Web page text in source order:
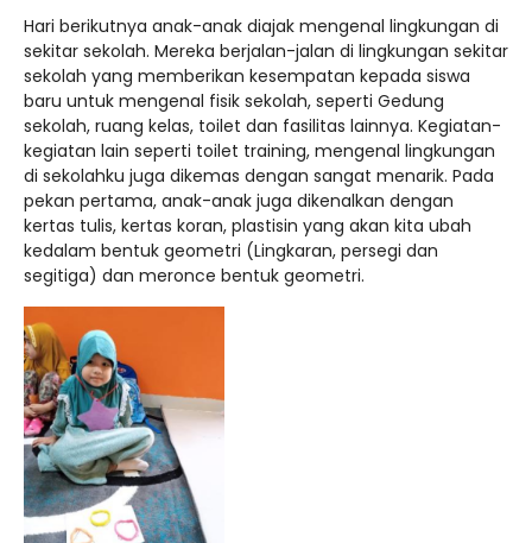
Hari berikutnya anak-anak diajak mengenal lingkungan di
sekitar sekolah. Mereka berjalan-jalan di lingkungan sekitar
sekolah yang memberikan kesempatan kepada siswa
baru untuk mengenal fisik sekolah, seperti Gedung
sekolah, ruang kelas, toilet dan fasilitas lainnya. Kegiatan-
kegiatan lain seperti toilet training, mengenal lingkungan
di sekolahku juga dikemas dengan sangat menarik. Pada
pekan pertama, anak-anak juga dikenalkan dengan
kertas tulis, kertas koran, plastisin yang akan kita ubah
kedalam bentuk geometri (Lingkaran, persegi dan
segitiga) dan meronce bentuk geometri.